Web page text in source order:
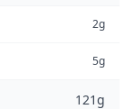
2g
5g
121g